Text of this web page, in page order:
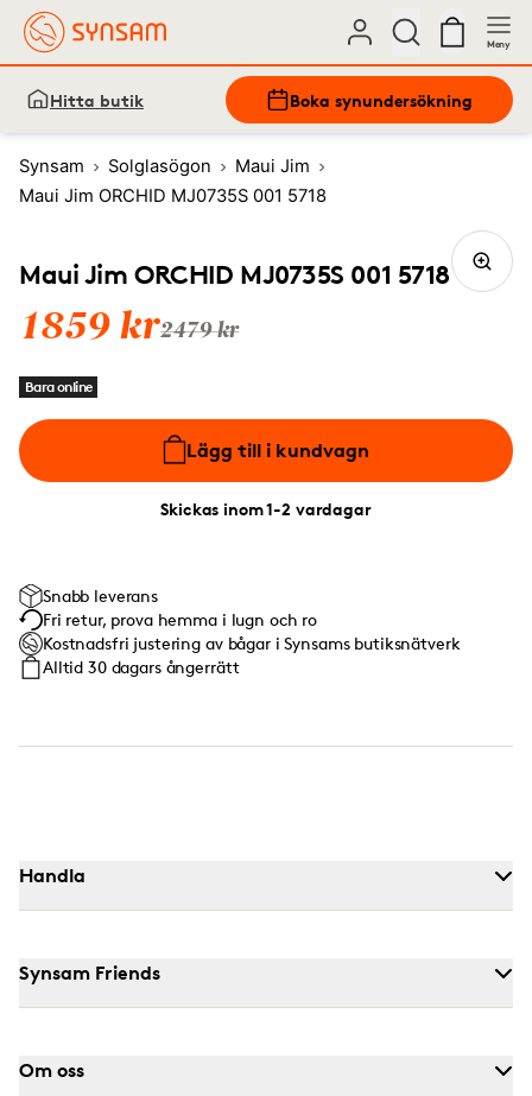
Meny
Hitta butik Boka synundersökning
Synsam Solglasögon
Maui Jim
Maui Jim ORCHID MJ0735S 001 5718
Maui Jim ORCHID MJ0735S 001 5718
1859 kr2479 kr
Bara online
Lägg till i kundvagn
Skickas inom 1-2 vardagar
Snabb leverans
Fri retur, prova hemma i lugn och ro
Kostnadsfri justering av bågar i Synsams butiksnätverk
Alltid 30 dagars ångerrätt
Handla
Synsam Friends
Om oss